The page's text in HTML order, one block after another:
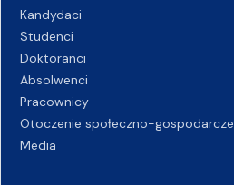
Kandydaci
Studenci
Doktoranci
Absolwenci
Pracownicy
Otoczenie społeczno-gospodarcze
Media